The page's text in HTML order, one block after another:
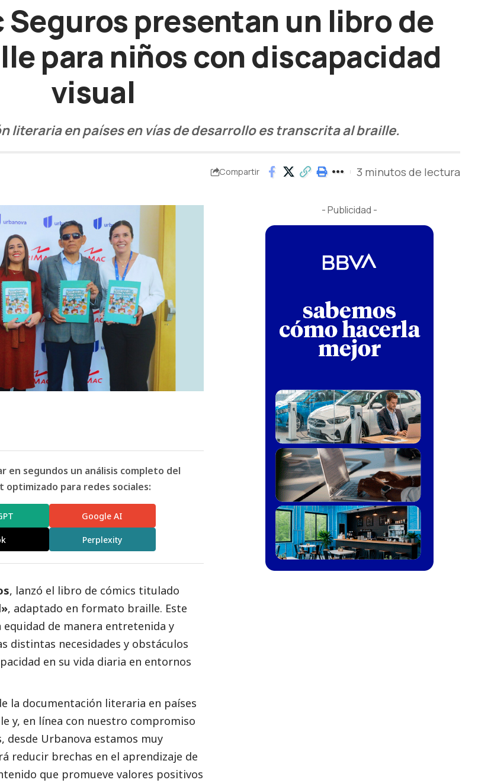
Seguros presentan un libro de
para niños con discapacidad
visual
literaria en países en vías de desarrollo es transcrita al braille.
Compartir 3 minutos de lectura
en segundos un análisis completo del
para redes sociales:
Google AI
Perplexity
, lanzó el libro de cómics titulado
, adaptado en formato braille. Este
de manera entretenida y
distintas necesidades y obstáculos
en su vida diaria en entornos
la documentación literaria en países
y, en línea con nuestro compromiso
desde Urbanova estamos muy
reducir brechas en el aprendizaje de
que promueve valores positivos
- Publicidad -